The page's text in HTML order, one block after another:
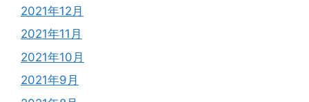
2021年12月
2021年11月
2021年10月
2021年9月